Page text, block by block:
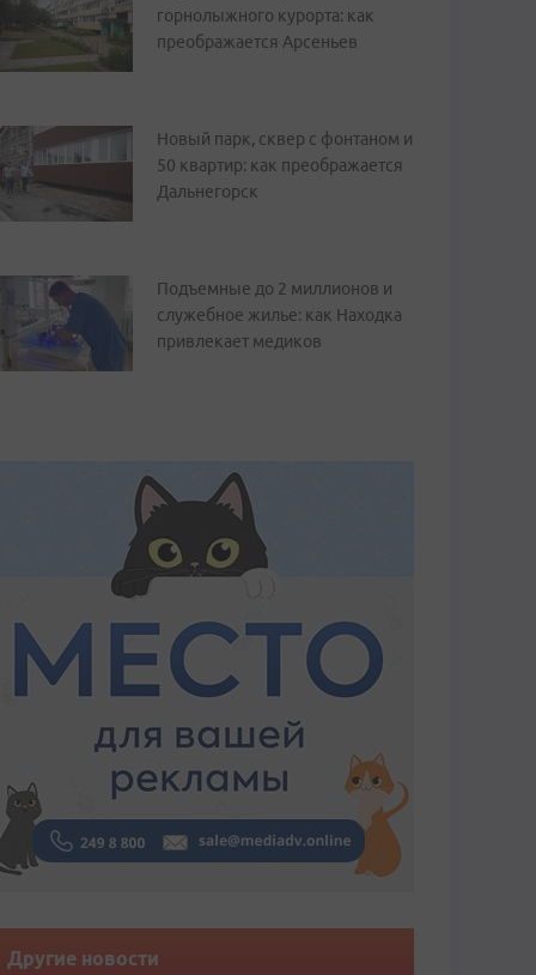
горнолыжного курорта: как
преображается Арсеньев
Новый парк, сквер с фонтаном и
50 квартир: как преображается
Дальнегорск
Подъемные до 2 миллионов и
служебное жилье: как Находка
привлекает медиков
Другие новости